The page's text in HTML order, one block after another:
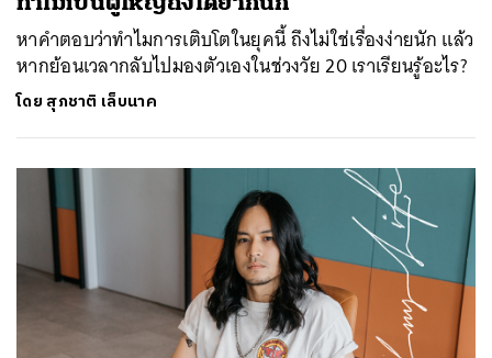
หาคำตอบว่าทำไมการเติบโตในยุคนี้ ถึงไม่ใช่เรื่องง่ายนัก แล้ว
หากย้อนเวลากลับไปมองตัวเองในช่วงวัย 20 เราเรียนรู้อะไร?
โดย สุภชาติ เล็บนาค